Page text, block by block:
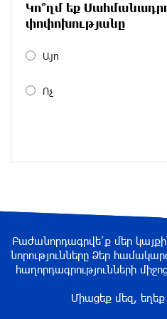
ՌԴ ԶՈւ-ն
Դաշտավանի
իրականությանը.
Կո՞ղմ եք
փոփոխությանը
Այո
Ոչ
Բաժանորդագրվե՛ք մեր
նորությունները Ձեր
հաղորդագրությունների
Միացեք մեզ,